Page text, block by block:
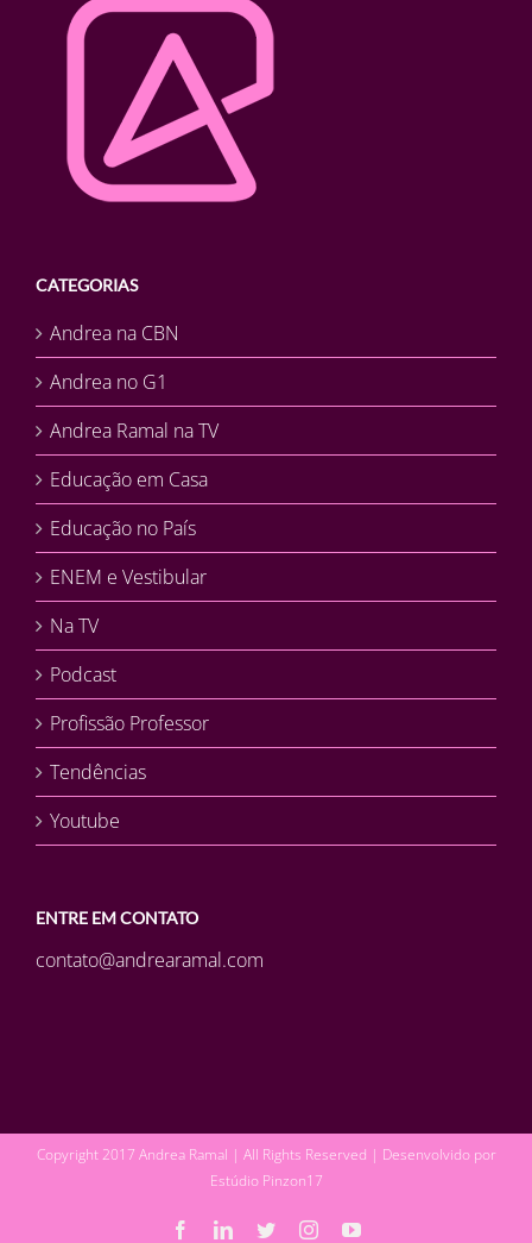
CATEGORIAS
Andrea na CBN
Andrea no G1
Andrea Ramal na TV
Educação em Casa
Educação no País
ENEM e Vestibular
Na TV
Podcast
Profissão Professor
Tendências
Youtube
ENTRE EM CONTATO
contato@andrearamal.com
Copyright 2017 Andrea Ramal | All Rights Reserved | Desenvolvido por
Estúdio Pinzon17
FacebookLinkedIn
TwitterInstagramYouTube